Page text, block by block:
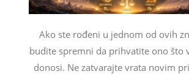
Ako ste rođeni u jednom od ovih
budite spremni da prihvatite ono što
donosi. Ne zatvarajte vrata novim